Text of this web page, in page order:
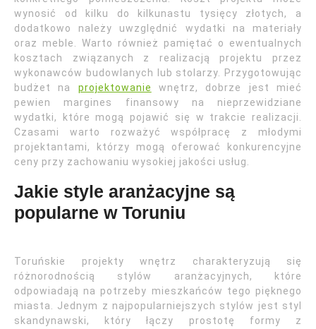
wynosić od kilku do kilkunastu tysięcy złotych, a
dodatkowo należy uwzględnić wydatki na materiały
oraz meble. Warto również pamiętać o ewentualnych
kosztach związanych z realizacją projektu przez
wykonawców budowlanych lub stolarzy. Przygotowując
budżet na projektowanie
wnętrz, dobrze jest mieć
pewien margines finansowy na nieprzewidziane
wydatki, które mogą pojawić się w trakcie realizacji.
Czasami warto rozważyć współpracę z młodymi
projektantami, którzy mogą oferować konkurencyjne
ceny przy zachowaniu wysokiej jakości usług.
Jakie style aranżacyjne są
popularne w Toruniu
Toruńskie projekty wnętrz charakteryzują się
różnorodnością stylów aranżacyjnych, które
odpowiadają na potrzeby mieszkańców tego pięknego
miasta. Jednym z najpopularniejszych stylów jest styl
skandynawski, który łączy prostotę formy z